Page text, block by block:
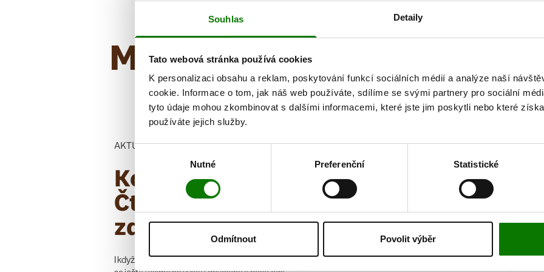
Souhlas Detaily
Tato webová stránka používá cookies
K personalizaci obsahu a reklam, poskytování funkcí sociálních médií a analýze naší
cookie. Informace o tom, jak náš web používáte, sdílíme se svými partnery pro sociální
tyto údaje mohou zkombinovat s dalšími informacemi, které jste jim poskytli nebo které
používáte jejich služby.
Výběr
Nutné Preferenční Statistické
Odmítnout Povolit výběr
Energetická hodnota/
Tuky
Sacharidy
z toho cukry
Bílkoviny
Vitamin C
Hydrolyzovaný kolagen
Kyselina hyaluronová
Mohlo by vás zajímat
AKTUALITY
Kolekce
Čtyřlístek
zdraví
I když jsou letní prázdniny jen v půlce a všichni